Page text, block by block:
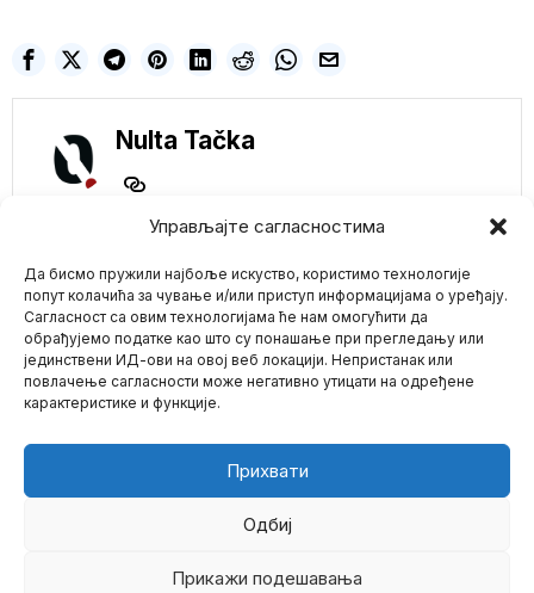
Управљајте сагласностима
Да бисмо пружили најбоље искуство, користимо технологије
попут колачића за чување и/или приступ информацијама о уређају.
Сагласност са овим технологијама ће нам омогућити да
обрађујемо податке као што су понашање при прегледању или
јединствени ИД-ови на овој веб локацији. Непристанак или
повлачење сагласности може негативно утицати на одређене
карактеристике и функције.
Прихвати
Одбиј
Прикажи подешавања
Nulta Tačka
Mario zna Youtube
2026- Sva prava zadržana.
NE PROPUSTITE
Spremni za Bube u
Hrani? Evropa Donela
Odluku Koja Menja
Pravila Ishrane!
Evropska komisija je
nedavno donela odluku
izazvati
Šef UN-a: Borba
protiv
„DEZINFORMACIJA“
pitanje života i smrti
Ujedinjenih nacija Antonio